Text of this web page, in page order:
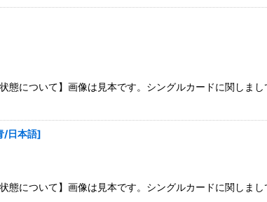
について】画像は見本です。シングルカードに関しま
/日本語]
について】画像は見本です。シングルカードに関しま